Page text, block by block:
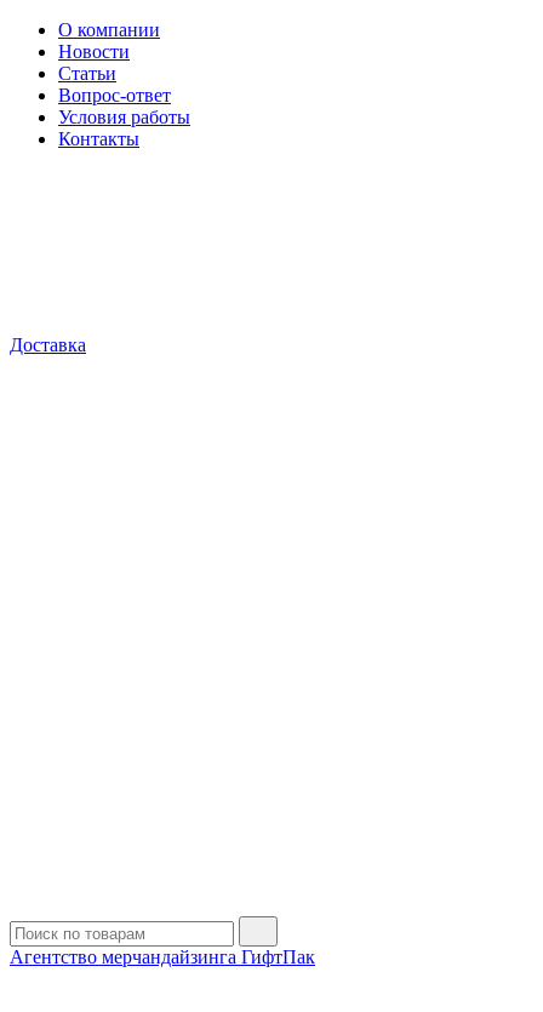
О компании
Новости
Статьи
Вопрос-ответ
Условия работы
Контакты
Доставка
Агентство мерчандайзинга ГифтПак